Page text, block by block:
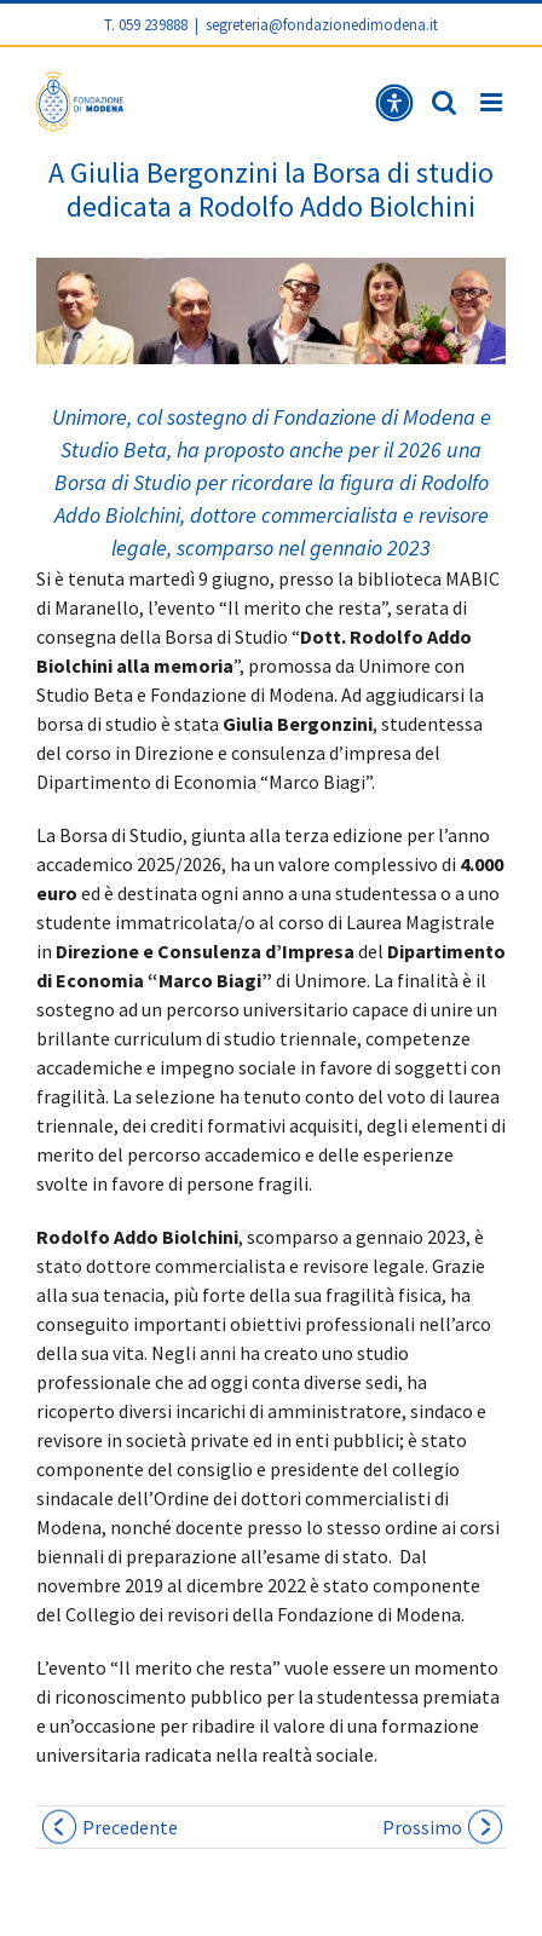
T. 059 239888 | segreteria@fondazionedimodena.it
A
A Giulia Bergonzini la Borsa di studio
dedicata a Rodolfo Addo Biolchini
Unimore, col sostegno di Fondazione di Modena e
Studio Beta, ha proposto anche per il 2026 una
Borsa di Studio per ricordare la figura di Rodolfo
Addo Biolchini, dottore commercialista e revisore
legale, scomparso nel gennaio 2023
Si è tenuta martedì 9 giugno, presso la biblioteca MABIC
di Maranello, l’evento “Il merito che resta”, serata di
consegna della Borsa di Studio “Dott. Rodolfo Addo
Biolchini alla memoria”, promossa da Unimore con
Studio Beta e Fondazione di Modena. Ad aggiudicarsi la
borsa di studio è stata Giulia Bergonzini, studentessa
del corso in Direzione e consulenza d’impresa del
Dipartimento di Economia “Marco Biagi”.
La Borsa di Studio, giunta alla terza edizione per l’anno
accademico 2025/2026, ha un valore complessivo di 4.000
euro ed è destinata ogni anno a una studentessa o a uno
studente immatricolata/o al corso di Laurea Magistrale
in Direzione e Consulenza d’Impresa del Dipartimento
di Economia “Marco Biagi” di Unimore. La finalità è il
sostegno ad un percorso universitario capace di unire un
brillante curriculum di studio triennale, competenze
accademiche e impegno sociale in favore di soggetti con
fragilità. La selezione ha tenuto conto del voto di laurea
triennale, dei crediti formativi acquisiti, degli elementi di
merito del percorso accademico e delle esperienze
svolte in favore di persone fragili.
Rodolfo Addo Biolchini, scomparso a gennaio 2023, è
stato dottore commercialista e revisore legale. Grazie
alla sua tenacia, più forte della sua fragilità fisica, ha
conseguito importanti obiettivi professionali nell’arco
della sua vita. Negli anni ha creato uno studio
professionale che ad oggi conta diverse sedi, ha
ricoperto diversi incarichi di amministratore, sindaco e
revisore in società private ed in enti pubblici; è stato
componente del consiglio e presidente del collegio
sindacale dell’Ordine dei dottori commercialisti di
Modena, nonché docente presso lo stesso ordine ai corsi
biennali di preparazione all’esame di stato. Dal
novembre 2019 al dicembre 2022 è stato componente
del Collegio dei revisori della Fondazione di Modena.
L’evento “Il merito che resta” vuole essere un momento
di riconoscimento pubblico per la studentessa premiata
e un’occasione per ribadire il valore di una formazione
universitaria radicata nella realtà sociale.
Precedente Prossimo